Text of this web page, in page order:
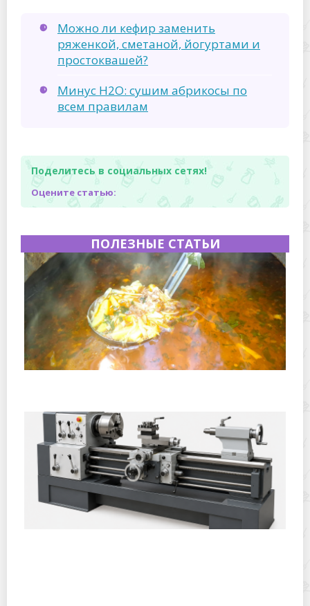
Можно ли кефир заменить
ряженкой, сметаной, йогуртами и
простоквашей?
Минус H2O: сушим абрикосы по
всем правилам
Поделитесь в социальных сетях!
Оцените статью:
ПОЛЕЗНЫЕ СТАТЬИ